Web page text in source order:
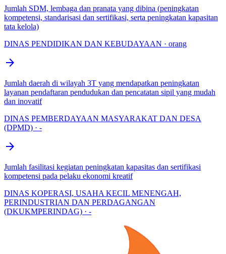
Jumlah SDM, lembaga dan pranata yang dibina (peningkatan
kompetensi, standarisasi dan sertifikasi, serta peningkatan kapasitan
tata kelola)
DINAS PENDIDIKAN DAN KEBUDAYAAN · orang
arrow_forward
Jumlah daerah di wilayah 3T yang mendapatkan peningkatan
layanan pendaftaran pendudukan dan pencatatan sipil yang mudah
dan inovatif
DINAS PEMBERDAYAAN MASYARAKAT DAN DESA
(DPMD) · -
arrow_forward
Jumlah fasilitasi kegiatan peningkatan kapasitas dan sertifikasi
kompetensi pada pelaku ekonomi kreatif
DINAS KOPERASI, USAHA KECIL MENENGAH,
PERINDUSTRIAN DAN PERDAGANGAN
(DKUKMPERINDAG) · -